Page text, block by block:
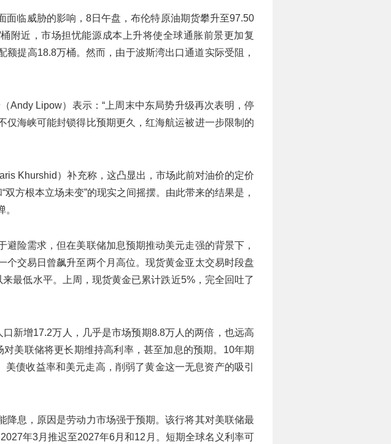
面临威胁的影响，8日午盘，布伦特原油期货攀升至97.50
附近，市场担忧能源成本上升将使全球通胀前景更加复
提高18.8万桶。然而，由于波斯湾出口通道实际受阻，
Andy Lipow）表示：“上周末中东局势升级再次表明，停
仅海峡可能封锁得比预期更久，红海航运被进一步限制的
Khurshid）补充称，这凸显出，市场此前对油价的定价
方根本立场未变”的现实之间摇摆。由此带来的结果是，
险需求，但在美联储加息预期推动美元走强的背景下，
个交易日曾飙升至两个月高位。现货黄金亚太交易时段盘
最低水平。上周，现货黄金已累计跌近5%，完全回吐了
新增17.2万人，几乎是市场预期8.8万人的两倍，也远高
美联储将更长期维持高利率，甚至加息的预期。10年期
债收益率和美元走高，削弱了黄金这一无息资产的吸引
降息，原因是劳动力市场强于预期。该行将其对美联储最
年3月推迟至2027年6月和12月。短期全球名义利率可